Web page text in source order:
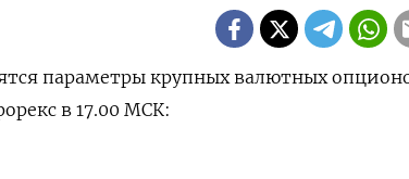
параметры крупных валютных
в 17.00 МСК: